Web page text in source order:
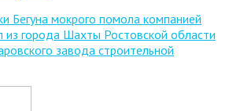
Бегуна мокрого помола компанией
из города Шахты Ростовской области
завода строительной